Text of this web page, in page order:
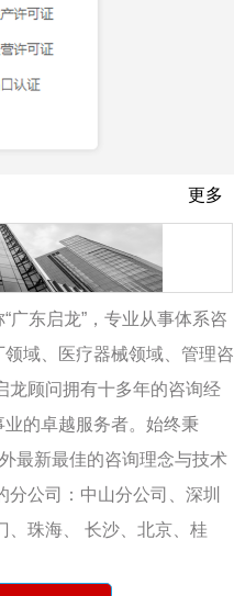
更多
广东启龙”，专业从事体系咨
域、医疗器械领域、管理咨
龙顾问拥有十多年的咨询经
的卓越服务者。始终秉
最新最佳的咨询理念与技术
公司：中山分公司、深圳
、珠海、 长沙、北京、桂